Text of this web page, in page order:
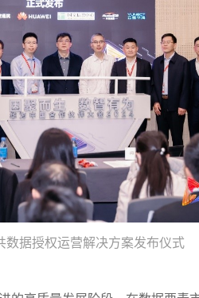
数据授权运营解决方案发布仪式